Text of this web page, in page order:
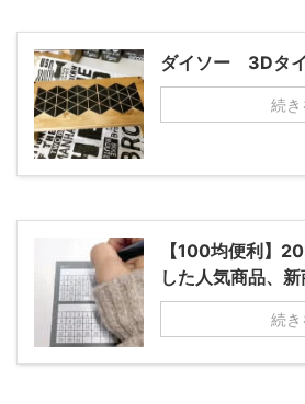
ダイソー 3Dタ
続き
【100均便利】
した人気商品、
続き